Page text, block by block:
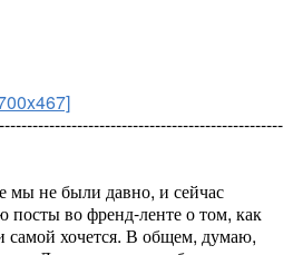
мы не были давно, и сейчас
посты во френд-ленте о том, как
самой хочется. В общем, думаю,